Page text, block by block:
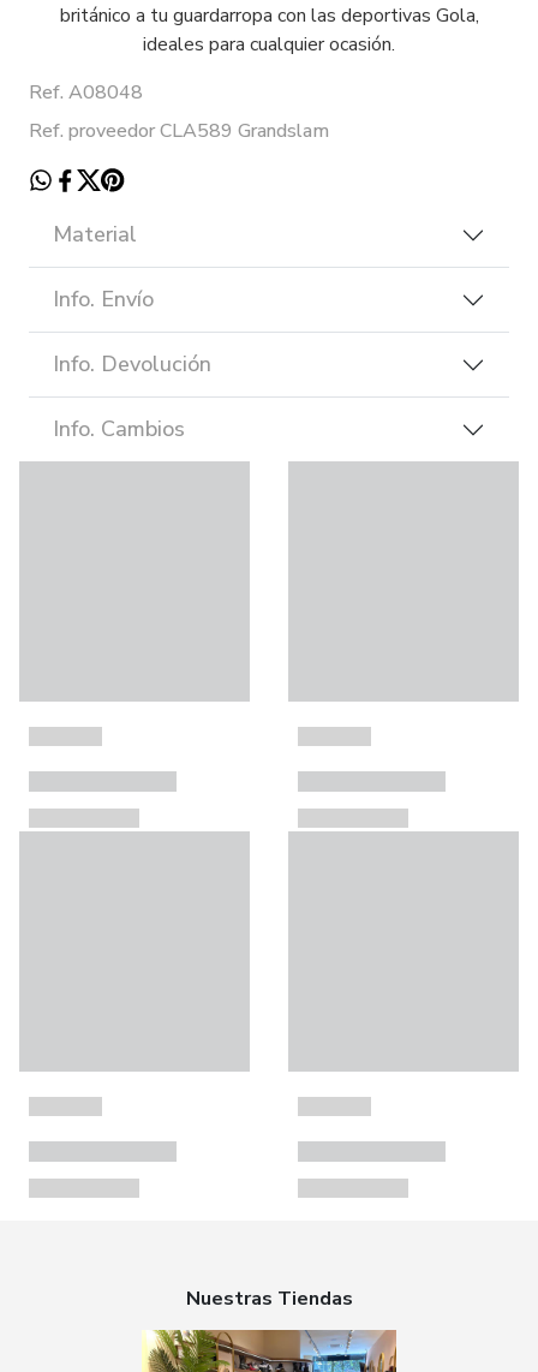
británico a tu guardarropa con las deportivas Gola,
ideales para cualquier ocasión.
Ref. A08048
Ref. proveedor CLA589 Grandslam
Material
Info. Envío
Info. Devolución
Info. Cambios
Nuestras Tiendas